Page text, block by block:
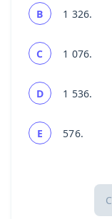
B 1 326.
C 1 076.
D 1 536.
E 576.